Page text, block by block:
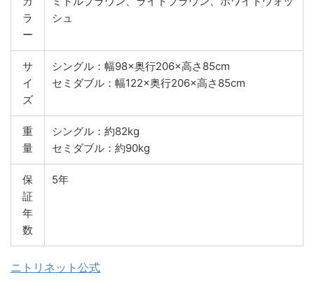
ラ
ー
シュ
サ
イ
ズ
シングル：幅98×奥行206×高さ85cm
セミダブル：幅122×奥行206×高さ85cm
重
量
シングル：約82kg
セミダブル：約90kg
保
証
年
数
5年
ニトリネット公式